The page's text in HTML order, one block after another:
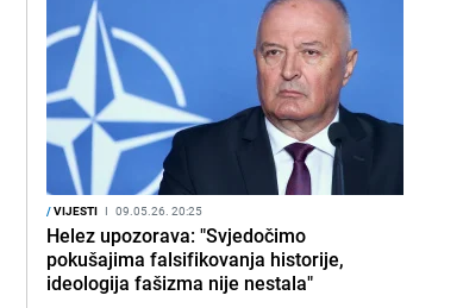
/VIJESTI I 09.05.26. 20:25
Helez upozorava: "Svjedočimo
pokušajima falsifikovanja historije,
ideologija fašizma nije nestala"